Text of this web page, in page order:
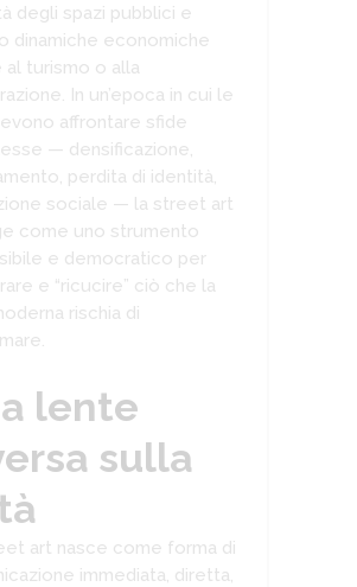
degli spazi pubblici e
dinamiche economiche
al turismo o alla
In un’epoca in cui le
affrontare sfide
— densificazione,
perdita di identità,
sociale — la street art
come uno strumento
e democratico per
e “ricucire” ciò che la
rischia di
lente
sulla
art nasce come forma di
immediata, diretta,